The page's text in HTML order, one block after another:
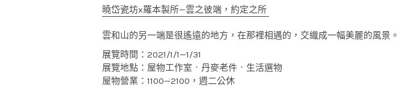
曉岱瓷坊x羅本製所—雲之彼端，約定之所
雲和山的另一端是很遙遠的地方，在那裡相遇的，交織成一幅美麗的風景。
展覽時間：2021/1/1—1/31
展覽地點：屋物工作室‧丹麥老件‧生活選物
屋物營業：1100—2100，週二公休